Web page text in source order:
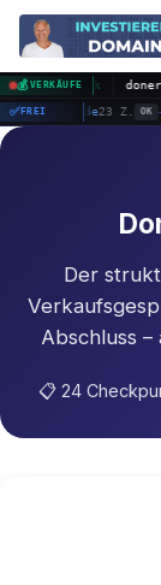
💰VERKÄUFE
€1,8k donero.de
✅FREI 23 Z.
Der
Abschluss
📋 24